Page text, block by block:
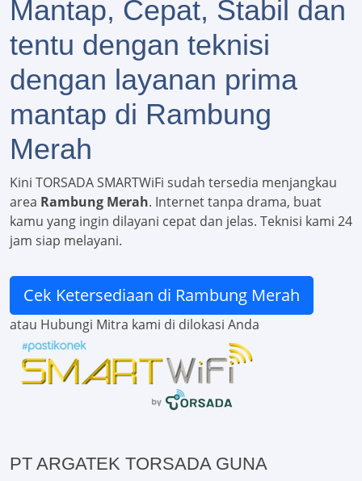
Mantap, Cepat, Stabil dan
tentu dengan teknisi
dengan layanan prima
mantap di Rambung
Merah
Kini TORSADA SMARTWiFi sudah tersedia menjangkau
area Rambung Merah. Internet tanpa drama, buat
kamu yang ingin dilayani cepat dan jelas. Teknisi kami 24
jam siap melayani.
Cek Ketersediaan di Rambung Merah
atau Hubungi Mitra kami di dilokasi Anda
PT ARGATEK TORSADA GUNA